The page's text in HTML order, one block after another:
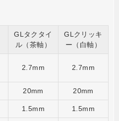
GLタクタイ
ル（茶軸）
GLクリッキ
ー（白軸）
2.7mm 2.7mm
20mm 20mm
1.5mm 1.5mm